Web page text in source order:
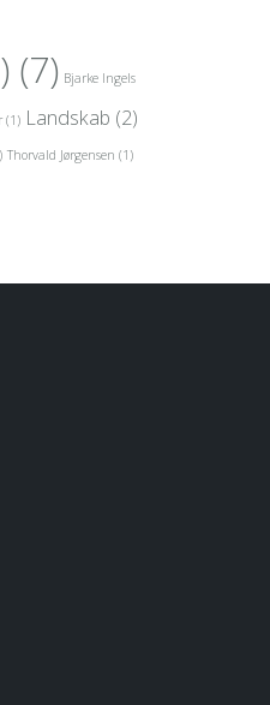
(7) Bjarke Ingels
(1) Landskab (2)
Thorvald Jørgensen (1)